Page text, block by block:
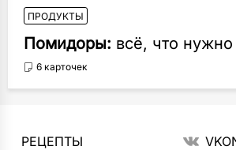
ПРОДУКТЫ
Помидоры: всё, что нужно
6 карточек
РЕЦЕПТЫ